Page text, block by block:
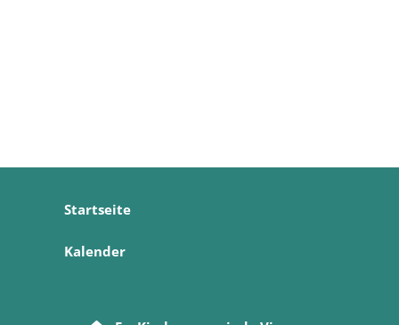
Startseite
Kalender